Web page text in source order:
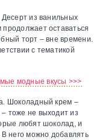
Десерт из ванильных
оставаться
торт – вне времени.
с тематикой
модные вкусы >>>
Шоколадный крем –
тоже не выходит из
любят шоколад, и
него можно добавлять